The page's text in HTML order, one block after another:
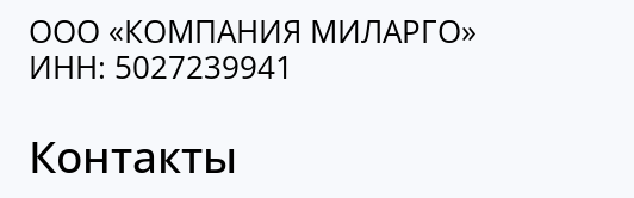
ООО «КОМПАНИЯ МИЛАРГО»
ИНН: 5027239941
Контакты